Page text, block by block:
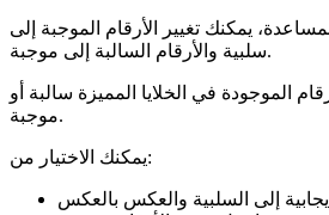
يمكنك تغيير الأرقام الموجبة إلى
سلبية والأرقام السالبة إلى موجبة.
الموجودة في الخلايا المميزة سالبة أو
موجبة.
يمكنك الاختيار من: